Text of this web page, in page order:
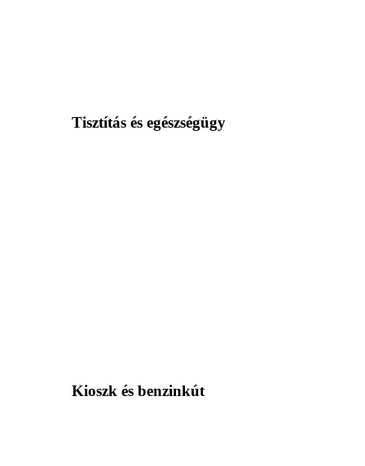
Tisztítás és egészségügy
Kioszk és benzinkút